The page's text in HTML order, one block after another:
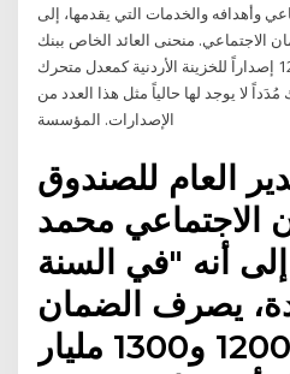
وأهدافه والخدمات التي يقدمها، إلى
الاجتماعي. منحنى العائد الخاص ببنك
الأردن تقييم معدل الفرق لآخر 12 إصداراً للخزينة الأردنية كمعدل متحرك
مُدَداً لا يوجد لها حالياً مثل هذا العدد من
الإصدارات. المؤسسة
العام للصندوق
الاجتماعي محمد
أنه "في السنة
يصرف الضمان
الاجتماعي بين 1200 و1300 مليار